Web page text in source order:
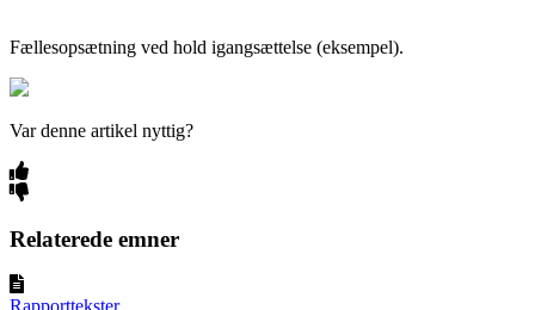
Fællesopsætning ved hold igangsættelse (eksempel).
Var denne artikel nyttig?
Relaterede emner